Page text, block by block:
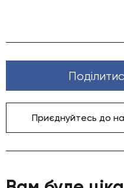
Приєднуйтесь до